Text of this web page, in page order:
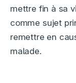
mettre fin à sa
comme sujet
remettre en
malade.